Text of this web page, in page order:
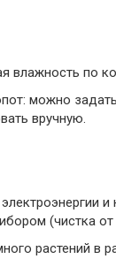
влажность по
можно
вручную.
(чистка от
растений в